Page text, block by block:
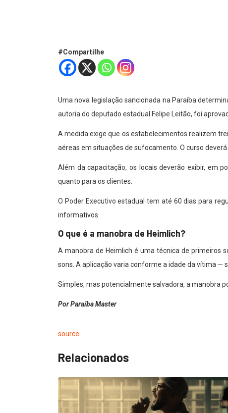
#Compartilhe
Uma nova legislação sancionada na Paraíba
autoria do deputado estadual Felipe Leitão, foi
A medida exige que os estabelecimentos realizem
aéreas em situações de sufocamento. O curso
Além da capacitação, os locais deverão exibir, em
quanto para os clientes.
O Poder Executivo estadual tem até 60 dias para
informativos.
O que é a manobra de Heimlich?
A manobra de Heimlich é uma técnica de primeiros
sons. A aplicação varia conforme a idade da vítima —
Simples, mas potencialmente salvadora, a manobra
Por Paraíba Master
source
Relacionados